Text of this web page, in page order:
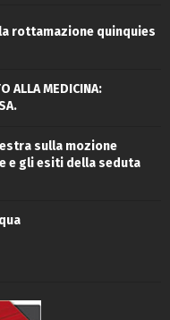
rottamazione quinquies
ALLA MEDICINA:
sulla mozione
e gli esiti della seduta